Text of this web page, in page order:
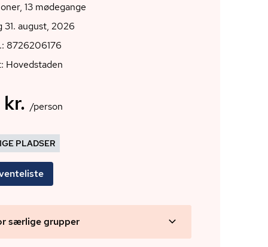
13 mødegange
31. august, 2026
8726206176
Hovedstaden
/person
PLADSER
særlige grupper